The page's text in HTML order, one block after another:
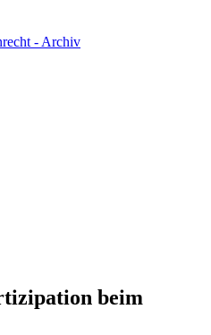
- Archiv
beim